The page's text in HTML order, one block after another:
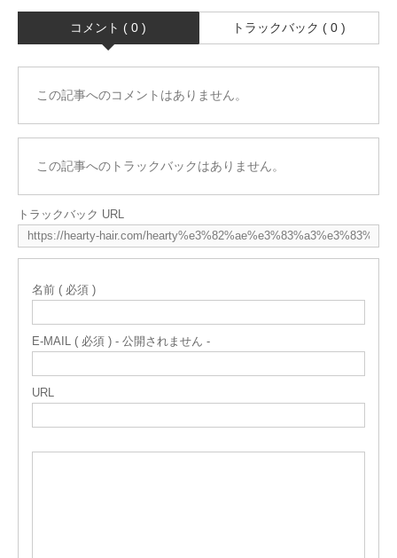
コメント ( 0 ) トラックバック ( 0 )
この記事へのコメントはありません。
この記事へのトラックバックはありません。
トラックバック URL
名前 ( 必須 )
E-MAIL ( 必須 ) - 公開されません -
URL